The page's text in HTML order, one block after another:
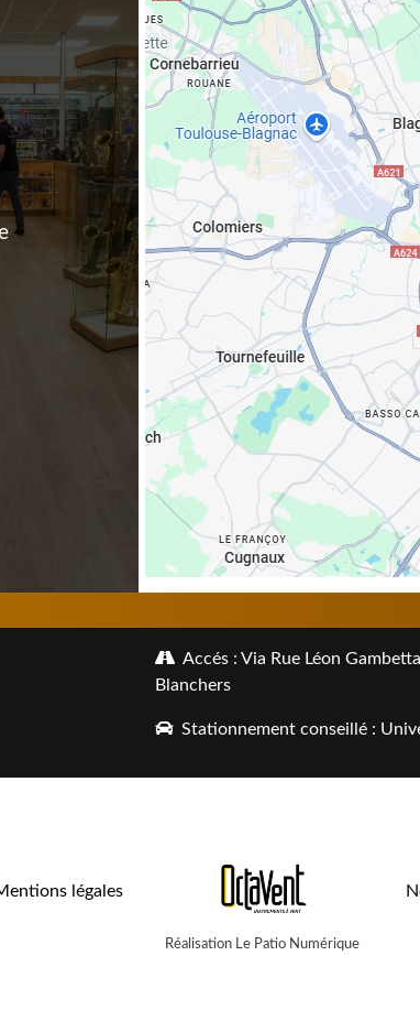
Accés : Via Rue Léon
Blanchers
Stationnement conseillé :
légales
Réalisation Le Patio Numérique